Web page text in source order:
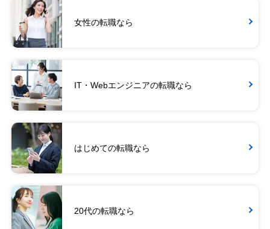
女性の転職なら
IT・Webエンジニアの転職なら
はじめての転職なら
20代の転職なら